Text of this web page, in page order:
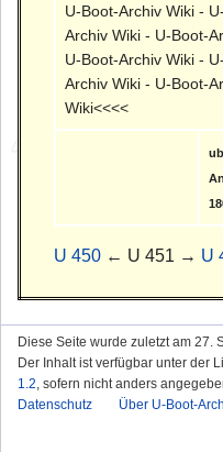
U-Boot-Archiv Wiki -
Archiv Wiki - U-Boot-
U-Boot-Archiv Wiki -
Archiv Wiki - U-Boot-
Wiki<<<<
U 450 ← U 451 → U
Diese Seite wurde zuletzt am 27.
Der Inhalt ist verfügbar unter der
1.2, sofern nicht anders
Datenschutz
Über U-Boot-